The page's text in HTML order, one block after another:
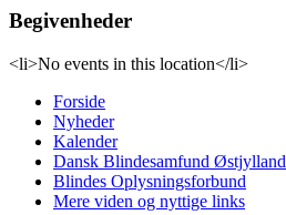
Begivenheder
<li>No events in this location</li>
Forside
Nyheder
Kalender
Dansk Blindesamfund Østjylland
Blindes Oplysningsforbund
Mere viden og nyttige links